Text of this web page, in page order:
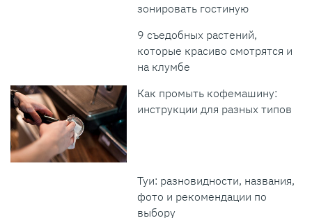
зонировать гостиную
9 съедобных растений,
которые красиво смотрятся и
на клумбе
Как промыть кофемашину:
инструкции для разных типов
Туи: разновидности, названия,
фото и рекомендации по
выбору